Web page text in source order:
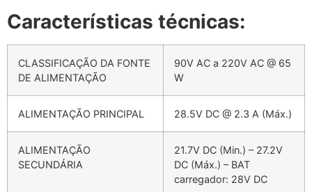
Características técnicas:
CLASSIFICAÇÃO DA FONTE
DE ALIMENTAÇÃO
90V AC a 220V AC @ 65
W
ALIMENTAÇÃO PRINCIPAL 28.5V DC @ 2.3 A (Máx.)
ALIMENTAÇÃO
SECUNDÁRIA
21.7V DC (Min.) – 27.2V
DC (Máx.) – BAT
carregador: 28V DC